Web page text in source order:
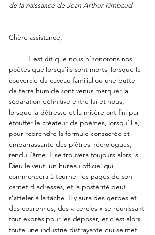
de la naissance de Jean Arthur Rimbaud
Chère assistance,
poètes que lorsqu’ils sont morts, lorsque le
couvercle du caveau familial ou une butte
de terre humide sont venus marquer la
séparation définitive entre lui et nous,
lorsque la détresse et la misère ont fini par
étouffer le créateur de poèmes, lorsqu’il a,
pour reprendre la formule consacrée et
embarrassante des piètres nécrologues,
rendu l’âme. Il se trouvera toujours alors, si
Dieu le veut, un bureau officiel qui
commencera à tourner les pages de son
carnet d’adresses, et la postérité peut
s’atteler à la tâche. Il y aura des gerbes et
des couronnes, des « cercles » se réunissant
tout exprès pour les déposer, et c’est alors
toute une industrie distrayante qui se met